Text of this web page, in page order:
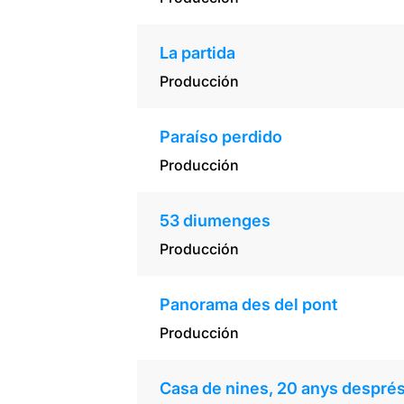
La partida
Producción
Paraíso perdido
Producción
53 diumenges
Producción
Panorama des del pont
Producción
Casa de nines, 20 anys